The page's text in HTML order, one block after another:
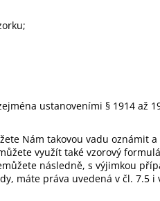
ustanoveními § 1914 až
Nám takovou vadu oznámit
využít také vzorový
následně, s výjimkou
máte práva uvedená v čl. 7.5